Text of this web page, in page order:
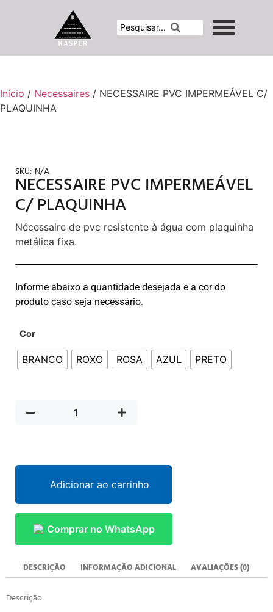
Início / Necessaires / NECESSAIRE PVC IMPERMEÁVEL C/
PLAQUINHA
SKU: N/A
NECESSAIRE PVC IMPERMEÁVEL
C/ PLAQUINHA
Nécessaire de pvc resistente à água com plaquinha
metálica fixa.
Informe abaixo a quantidade desejada e a cor do
produto caso seja necessário.
Cor
BRANCO ROXO ROSA AZUL PRETO
Adicionar ao carrinho
Comprar no WhatsApp
DESCRIÇÃO INFORMAÇÃO ADICIONAL AVALIAÇÕES (0)
Descrição